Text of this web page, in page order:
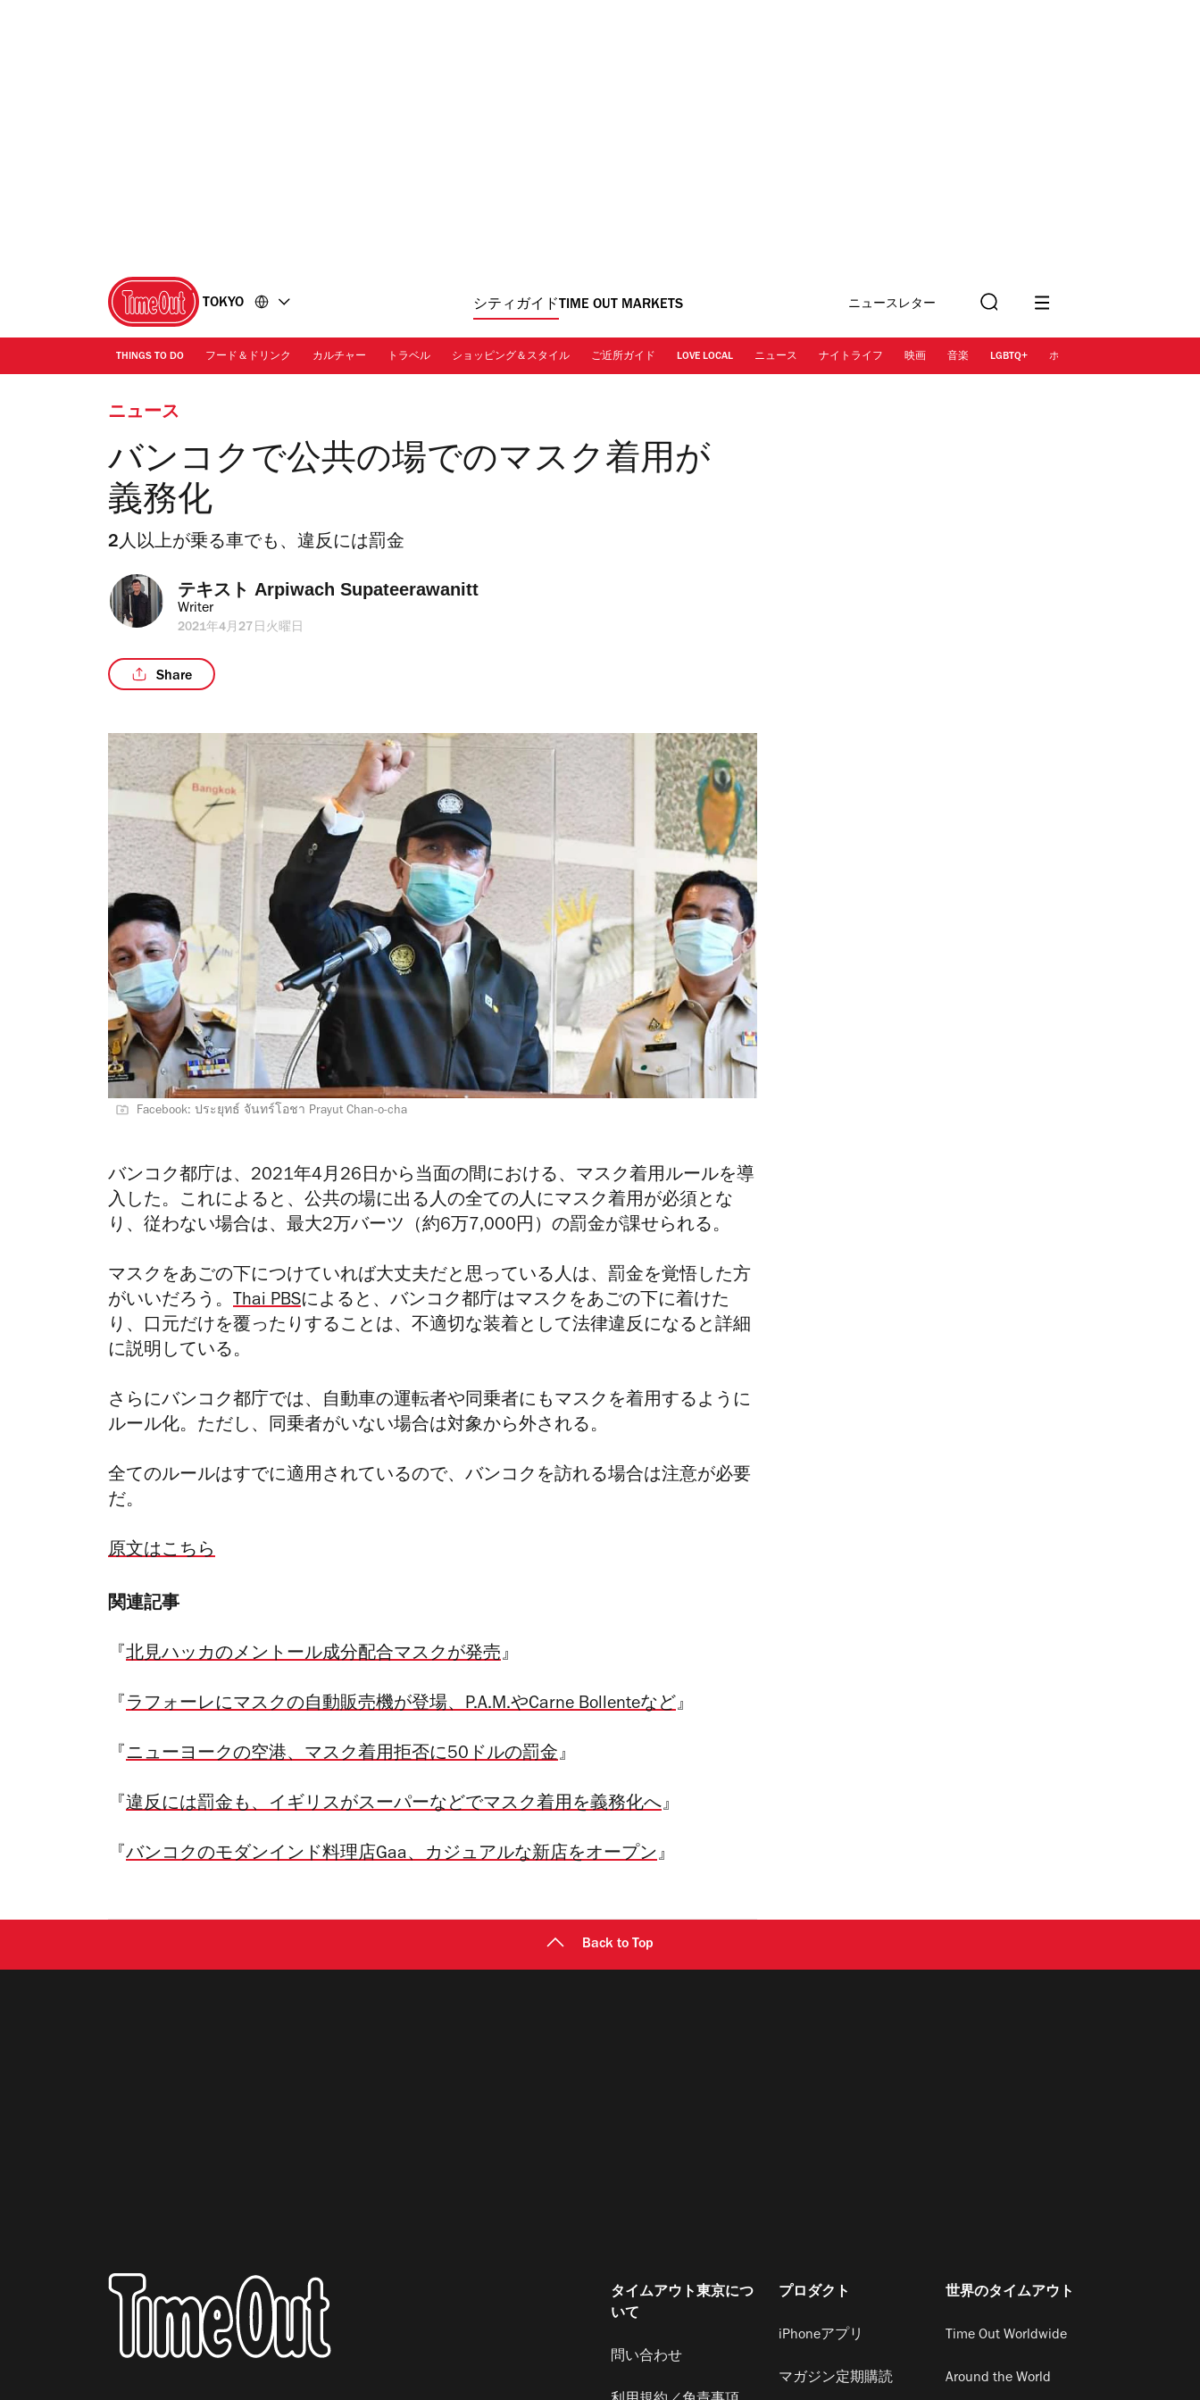
TOKYO シティガイド TIME OUT MARKETS ニュースレター
に登録
索
THINGS TO DO フード＆ドリンク カルチャー トラベル ショッピング＆スタイル ご近所ガイド LOVE LOCAL ニュース ナイトライフ 映画 音楽 LGBTQ+ ホテル
ニュース
バンコクで公共の場でのマスク着用が
義務化
2人以上が乗る車でも、違反には罰金
テキスト Arpiwach Supateerawanitt
Writer
2021年4月27日火曜日
Share
Facebook: ประยุทธ์ จันทร์โอชา Prayut Chan-o-cha
バンコク都庁は、2021年4月26日から当面の間における、マスク着用ルールを導
入した。これによると、公共の場に出る人の全ての人にマスク着用が必須とな
り、従わない場合は、最大2万バーツ（約6万7,000円）の罰金が課せられる。
マスクをあごの下につけていれば大丈夫だと思っている人は、罰金を覚悟した方
がいいだろう。 Thai PBSによると、 バンコク都庁はマスクをあごの下に着けた
り 、口元だけを覆ったりすることは、不適切な装着として法律違反になると詳細
に説明している。
さらにバンコク都庁では、自動車の運転者や同乗者にもマスクを着用するように
ルール化。ただし、同乗者がいない場合は対象から外される。
全てのルールはすでに適用されているので、バンコクを訪れる場合は注意が必要
だ。
原文はこちら
関連記事
『 北見ハッカのメントール成分配合マスクが発売』
『 ラフォーレにマスクの自動販売機が登場、P.A.M.やCarne Bollenteなど』
『 ニューヨークの空港、マスク着用拒否に50ドルの罰金』
『 違反には罰金も、イギリスがスーパーなどでマスク着用を義務化へ』
『 バンコクのモダンインド料理店Gaa、カジュアルな新店をオープン』
Back to Top
タイムアウト東京につ
いて
問い合わせ
プロダクト
iPhoneアプリ
マガジン定期購読
世界のタイムアウト
Time Out Worldwide
Around the World